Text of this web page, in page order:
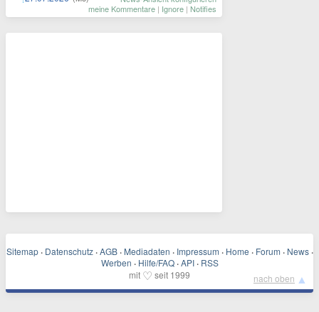
meine Kommentare | Ignore | Notifies
Sitemap · Datenschutz · AGB · Mediadaten · Impressum · Home · Forum · News ·
Werben · Hilfe/FAQ · API · RSS
mit ♡ seit 1999 nach oben ▲